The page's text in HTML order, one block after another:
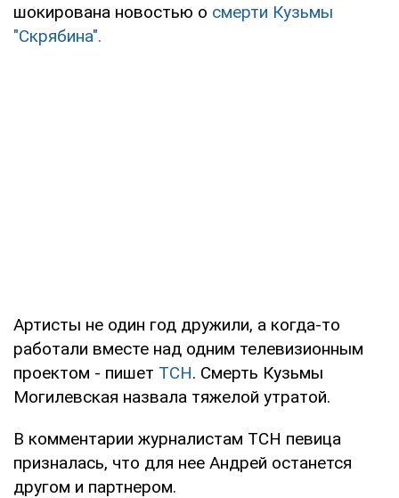
шокирована новостью о смерти Кузьмы
"Скрябина".
Артисты не один год дружили, а когда-то
работали вместе над одним телевизионным
проектом - пишет ТСН. Смерть Кузьмы
Могилевская назвала тяжелой утратой.
В комментарии журналистам ТСН певица
призналась, что для нее Андрей останется
другом и партнером.